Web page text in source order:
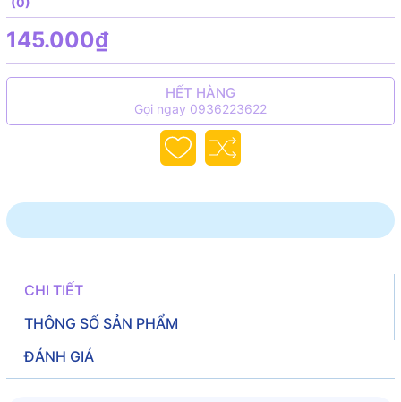
145.000₫
HẾT HÀNG
Gọi ngay 0936223622
CHI TIẾT
THÔNG SỐ SẢN PHẨM
ĐÁNH GIÁ